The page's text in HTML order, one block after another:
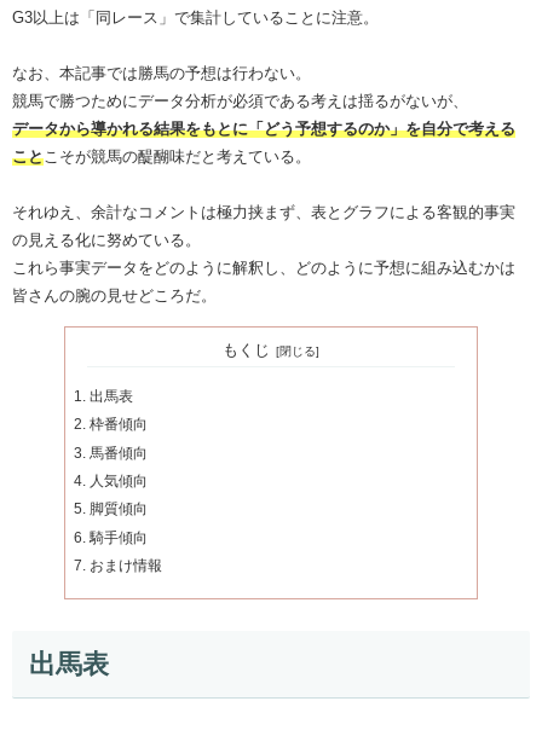
G3以上は「同レース」で集計していることに注意。
なお、本記事では勝馬の予想は行わない。
競馬で勝つためにデータ分析が必須である考えは揺るがないが、
データから導かれる結果をもとに「どう予想するのか」を自分で考える
こと こそが競馬の醍醐味だと考えている。
それゆえ、余計なコメントは極力挟まず、表とグラフによる客観的事実
の見える化に努めている。
これら事実データをどのように解釈し、どのように予想に組み込むかは
皆さんの腕の見せどころだ。
もくじ
出馬表
枠番傾向
馬番傾向
人気傾向
脚質傾向
騎手傾向
おまけ情報
出馬表